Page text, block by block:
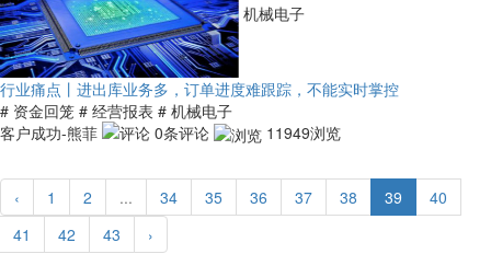
机械电子
行业痛点丨进出库业务多，订单进度难跟踪，不能实时掌控
# 资金回笼 # 经营报表 # 机械电子
客户成功-熊菲
0条评论 11949浏览
‹ 1 2 ... 34 35 36 37 38 39
40
41
42 43 ›